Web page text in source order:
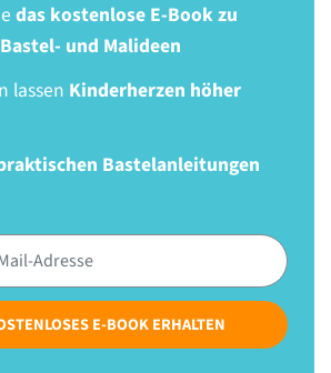
das kostenlose E-Book zu
und Malideen
lassen Kinderherzen höher
Bastelanleitungen
E-BOOK ERHALTEN